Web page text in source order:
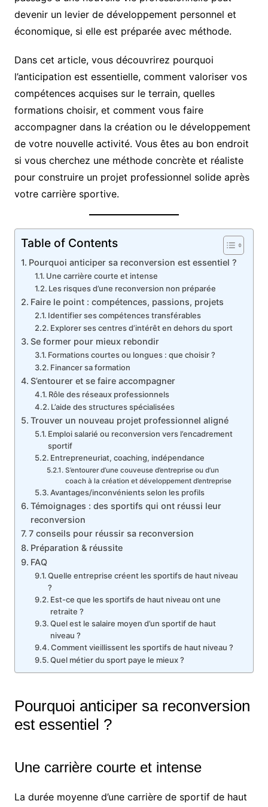
devenir un levier de développement personnel et
économique, si elle est préparée avec méthode.
Dans cet article, vous découvrirez pourquoi
l’anticipation est essentielle, comment valoriser vos
compétences acquises sur le terrain, quelles
formations choisir, et comment vous faire
accompagner dans la création ou le développement
de votre nouvelle activité. Vous êtes au bon endroit
si vous cherchez une méthode concrète et réaliste
pour construire un projet professionnel solide après
votre carrière sportive.
Table of Contents
Pourquoi anticiper sa reconversion est essentiel ?
Une carrière courte et intense
Les risques d’une reconversion non préparée
Faire le point : compétences, passions, projets
Identifier ses compétences transférables
Explorer ses centres d’intérêt en dehors du sport
Se former pour mieux rebondir
Formations courtes ou longues : que choisir ?
Financer sa formation
S’entourer et se faire accompagner
Rôle des réseaux professionnels
L’aide des structures spécialisées
Trouver un nouveau projet professionnel aligné
Emploi salarié ou reconversion vers l’encadrement
sportif
Entrepreneuriat, coaching, indépendance
S’entourer d’une couveuse d’entreprise ou d’un
coach à la création et développement d’entreprise
Avantages/inconvénients selon les profils
Témoignages : des sportifs qui ont réussi leur
reconversion
7 conseils pour réussir sa reconversion
Préparation & réussite
FAQ
Quelle entreprise créent les sportifs de haut niveau
?
Est-ce que les sportifs de haut niveau ont une
retraite ?
Quel est le salaire moyen d’un sportif de haut
niveau ?
Comment vieillissent les sportifs de haut niveau ?
Quel métier du sport paye le mieux ?
Pourquoi anticiper sa reconversion
est essentiel ?
Une carrière courte et intense
La durée moyenne d’une carrière de sportif de haut